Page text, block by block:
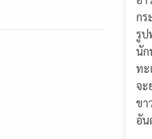
กร
รูป
นัก
ทะ
จะ
ขา
อัน